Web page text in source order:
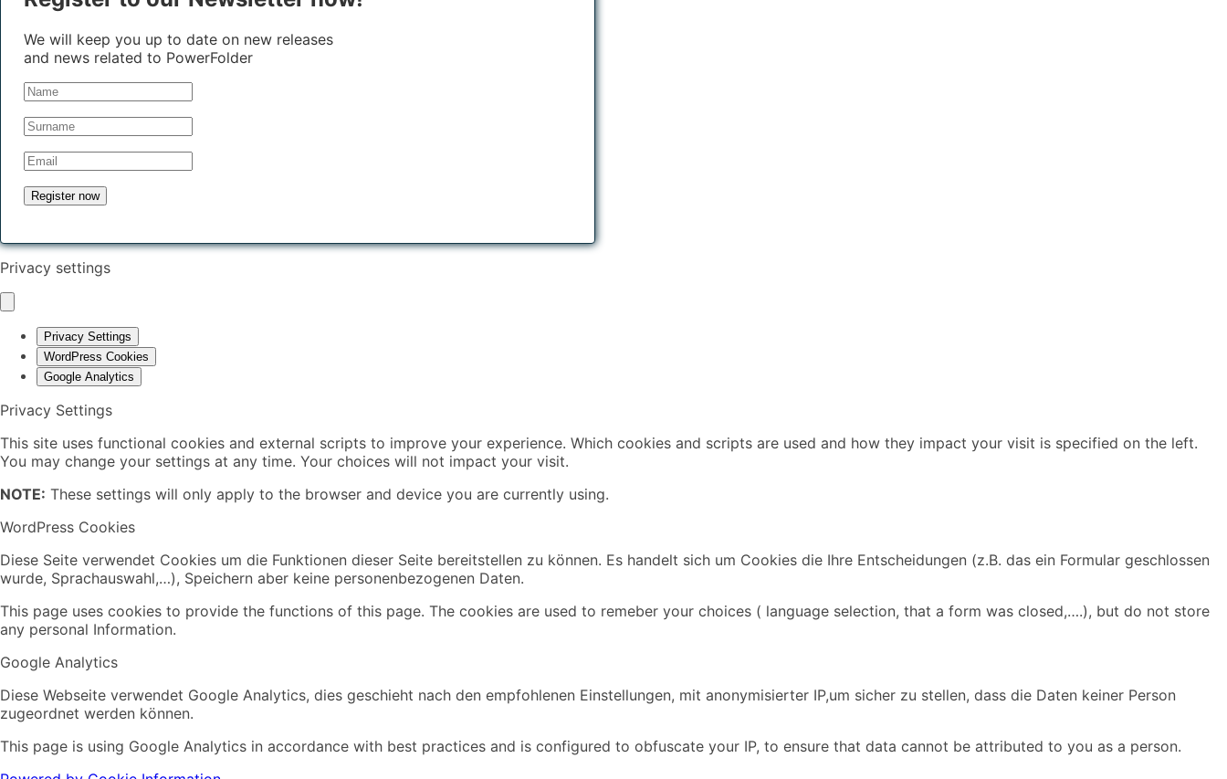
We will keep you up to date on new releases
and news related to PowerFolder
Privacy settings
Privacy Settings
WordPress Cookies
Google Analytics
Privacy Settings
This site uses functional cookies and external scripts to improve your experience. Which cookies and scripts are used and how they impact your visit is specified on the left.
You may change your settings at any time. Your choices will not impact your visit.
NOTE: These settings will only apply to the browser and device you are currently using.
WordPress Cookies
Diese Seite verwendet Cookies um die Funktionen dieser Seite bereitstellen zu können. Es handelt sich um Cookies die Ihre Entscheidungen (z.B. das ein Formular geschlossen
wurde, Sprachauswahl,…), Speichern aber keine personenbezogenen Daten.
This page uses cookies to provide the functions of this page. The cookies are used to remeber your choices ( language selection, that a form was closed,….), but do not store
any personal Information.
Google Analytics
Diese Webseite verwendet Google Analytics, dies geschieht nach den empfohlenen Einstellungen, mit anonymisierter IP,um sicher zu stellen, dass die Daten keiner Person
zugeordnet werden können.
This page is using Google Analytics in accordance with best practices and is configured to obfuscate your IP, to ensure that data cannot be attributed to you as a person.